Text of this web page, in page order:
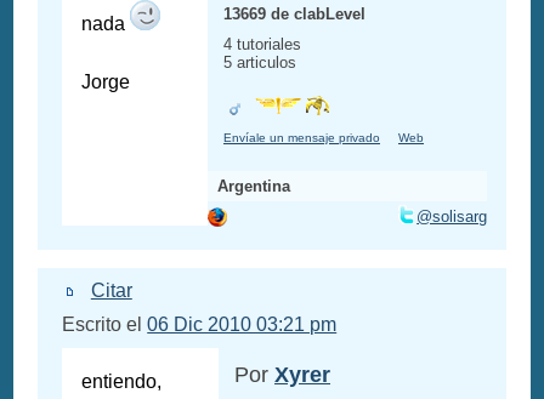
nada
Jorge
13669 de clabLevel
4 tutoriales
5 articulos
Envíale un mensaje privado Web
Argentina
@solisarg
Citar
Escrito el06 Dic 2010 03:21 pm
entiendo,
Por Xyrer